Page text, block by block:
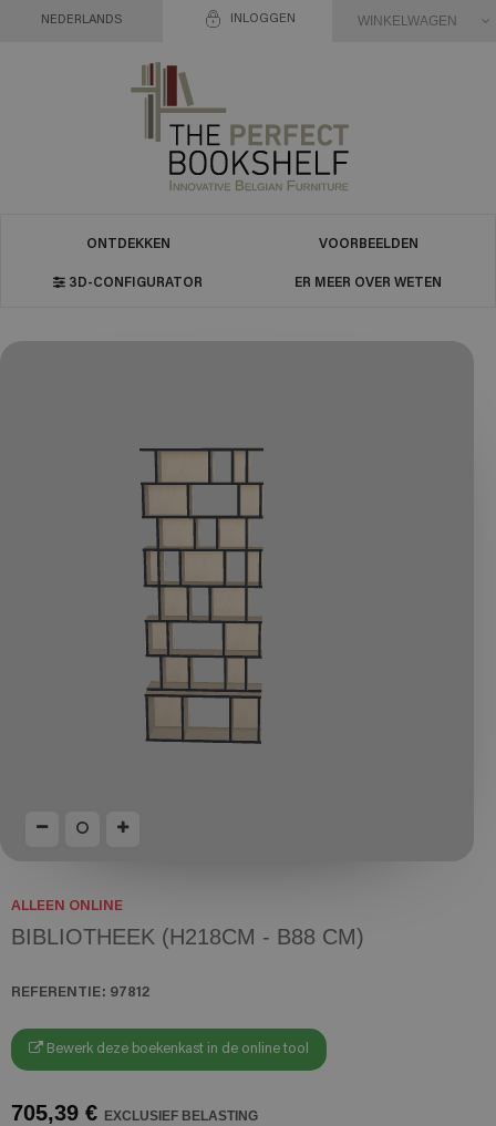
INLOGGEN
NEDERLANDS WINKELWAGEN
ONTDEKKEN VOORBEELDEN
3D-CONFIGURATOR ER MEER OVER WETEN
ALLEEN ONLINE
BIBLIOTHEEK (H218CM - B88 CM)
REFERENTIE: 97812
Bewerk deze boekenkast in de online tool
705,39 € EXCLUSIEF BELASTING